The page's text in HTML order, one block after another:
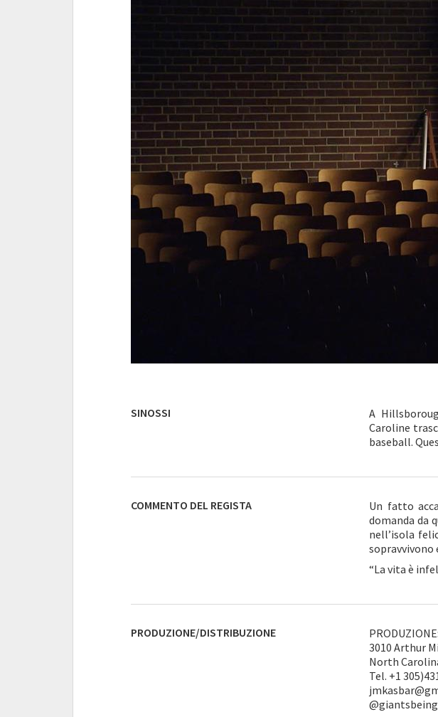
SINOSSI
A
Caroline
baseball.
COMMENTO DEL REGISTA
Un fatto
domanda da
nell’isola
sopravvivono
“La vita è
PRODUZIONE/DISTRIBUZIONE
3010 Arthur
North
Tel. +1